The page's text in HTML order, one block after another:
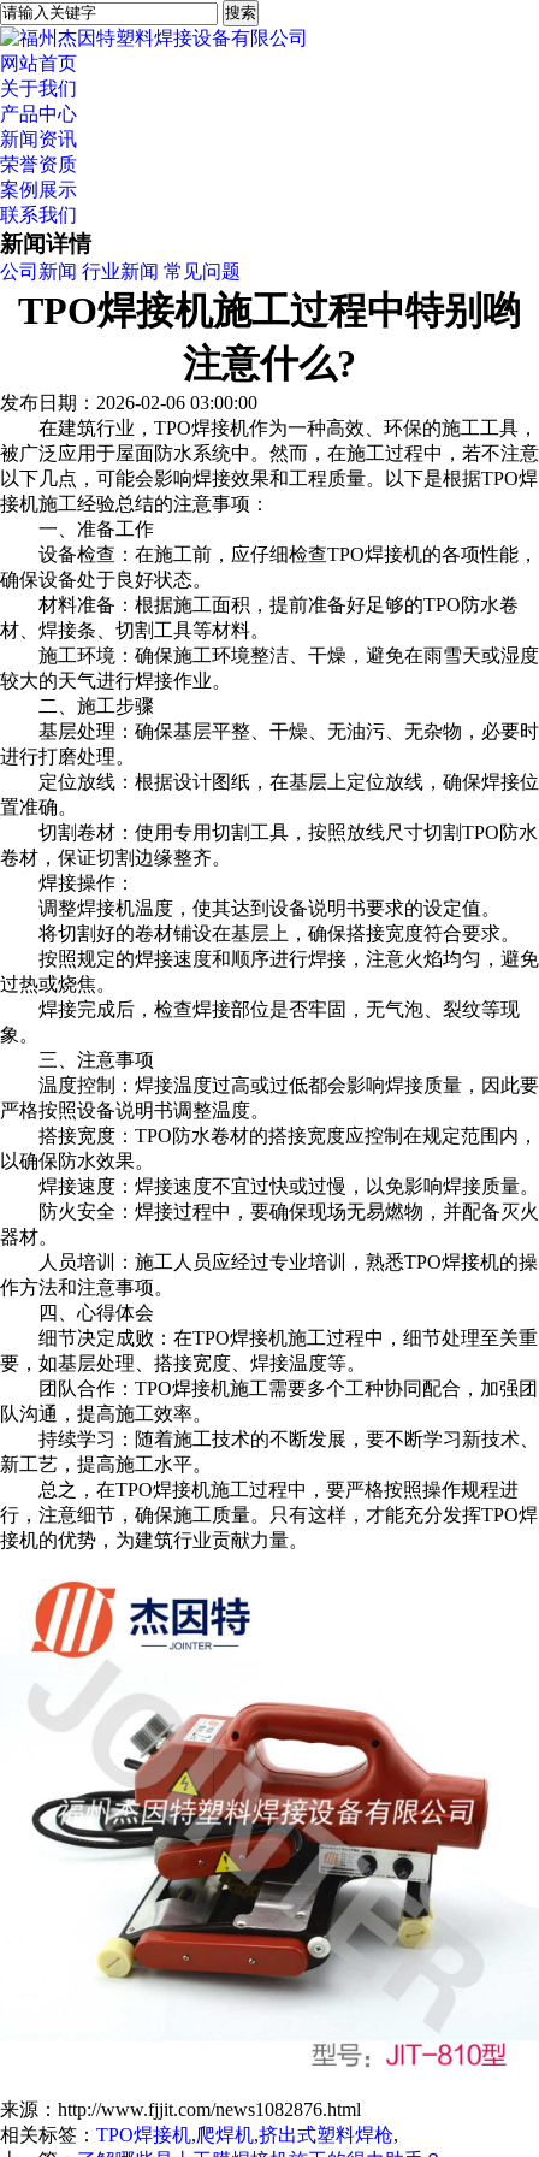
网站首页
关于我们
产品中心
新闻资讯
荣誉资质
案例展示
联系我们
新闻详情
公司新闻 行业新闻 常见问题
TPO焊接机施工过程中特别哟
注意什么?
发布日期：2026-02-06 03:00:00
在建筑行业，TPO焊接机作为一种高效、环保的施工工具，
被广泛应用于屋面防水系统中。然而，在施工过程中，若不注意
以下几点，可能会影响焊接效果和工程质量。以下是根据TPO焊
接机施工经验总结的注意事项：
一、准备工作
设备检查：在施工前，应仔细检查TPO焊接机的各项性能，
确保设备处于良好状态。
材料准备：根据施工面积，提前准备好足够的TPO防水卷
材、焊接条、切割工具等材料。
施工环境：确保施工环境整洁、干燥，避免在雨雪天或湿度
较大的天气进行焊接作业。
二、施工步骤
基层处理：确保基层平整、干燥、无油污、无杂物，必要时
进行打磨处理。
定位放线：根据设计图纸，在基层上定位放线，确保焊接位
置准确。
切割卷材：使用专用切割工具，按照放线尺寸切割TPO防水
卷材，保证切割边缘整齐。
焊接操作：
调整焊接机温度，使其达到设备说明书要求的设定值。
将切割好的卷材铺设在基层上，确保搭接宽度符合要求。
按照规定的焊接速度和顺序进行焊接，注意火焰均匀，避免
过热或烧焦。
焊接完成后，检查焊接部位是否牢固，无气泡、裂纹等现
象。
三、注意事项
温度控制：焊接温度过高或过低都会影响焊接质量，因此要
严格按照设备说明书调整温度。
搭接宽度：TPO防水卷材的搭接宽度应控制在规定范围内，
以确保防水效果。
焊接速度：焊接速度不宜过快或过慢，以免影响焊接质量。
防火安全：焊接过程中，要确保现场无易燃物，并配备灭火
器材。
人员培训：施工人员应经过专业培训，熟悉TPO焊接机的操
作方法和注意事项。
四、心得体会
细节决定成败：在TPO焊接机施工过程中，细节处理至关重
要，如基层处理、搭接宽度、焊接温度等。
团队合作：TPO焊接机施工需要多个工种协同配合，加强团
队沟通，提高施工效率。
持续学习：随着施工技术的不断发展，要不断学习新技术、
新工艺，提高施工水平。
总之，在TPO焊接机施工过程中，要严格按照操作规程进
行，注意细节，确保施工质量。只有这样，才能充分发挥TPO焊
接机的优势，为建筑行业贡献力量。
来源：http://www.fjjit.com/news1082876.html
相关标签： TPO焊接机,爬焊机,挤出式塑料焊枪,